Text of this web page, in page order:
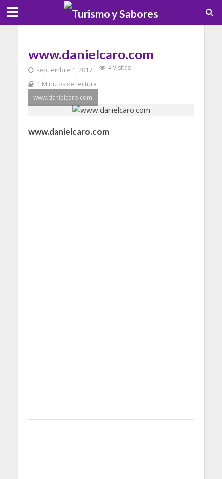
www.danielcaro.com
septiembre 1, 2017
4 Visitas
1 Minutos de lectura
www.danielcaro.com
www.danielcaro.com